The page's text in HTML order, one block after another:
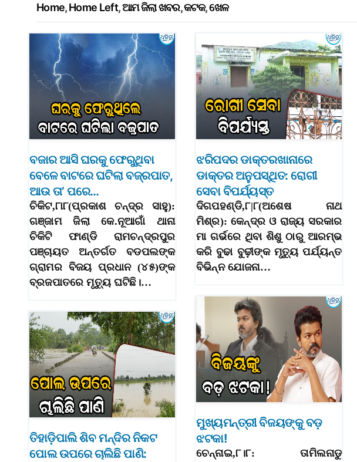
Home,Home Left,ଆମ ଜିଲା ଖବର,କଟକ,ଖେଳ
ବଜାର ଆସି ଘରକୁ ଫେରୁଥିବା
ବେଳେ ବାଟରେ ଘଟିଲା ବଜ୍ରପାତ,
ଆଉ ତା’ ପରେ…
ଚିକିଟ,୮ା୮(ପ୍ରକାଶ ଚନ୍ଦ୍ର ସାହୁ):
ଗଞ୍ଜାମ ଜିଲା କେ.ନୂଆଗାଁ ଥାନା
ଚିକିଟି ଫାଣ୍ଡି ରାମଚନ୍ଦ୍ରପୁର
ପଞ୍ଚାୟତ ଅନ୍ତର୍ଗତ ବଡପଲଙ୍କ
ଗ୍ରାମର ବିଜୟ ପ୍ରଧାନ (୪୫)ଙ୍କ
ବ୍ରଜପାତରେ ମୃତ୍ୟୁ ଘଟିଛି।…
ଝରିପଦର ଡାକ୍ତରଖାନାରେ
ଡାକ୍ତର ଅନୁପସ୍ଥିତ: ରୋଗୀ
ସେବା ବିପର୍ଯ୍ୟସ୍ତ
ଦିଗପହଣ୍ଡି,୮|୮(ଅଶେଷ ନାଥ
ମିଶ୍ର): କେନ୍ଦ୍ର ଓ ରାଜ୍ୟ ସରକାର
ମା ଗର୍ଭରେ ଥିବା ଶିଶୁ ଠାରୁ ଆରମ୍ଭ
କରି ବୁଢା ବୁଢ଼ୀଙ୍କ ମୃତ୍ୟୁ ପର୍ଯ୍ୟନ୍ତ
ବିଭିନ୍ନ ଯୋଜନା…
ମୁଖ୍ୟମନ୍ତ୍ରୀ ବିଜୟଙ୍କୁ ବଡ଼
ଝଟକା!
ଚେନ୍ନାଇ,୮।୮: ତାମିଲନାଡୁ
ତିହାଡ଼ିପାଲି ଶିବ ମନ୍ଦିର ନିକଟ
ପୋଲ ଉପରେ ଚାଲିଛି ପାଣି: